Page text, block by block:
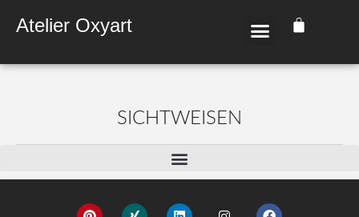
Atelier Oxyart
SICHT­WEI­SEN